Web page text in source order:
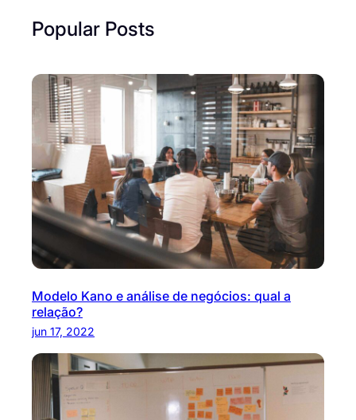
Popular Posts
Modelo Kano e análise de negócios: qual a
relação?
jun 17, 2022